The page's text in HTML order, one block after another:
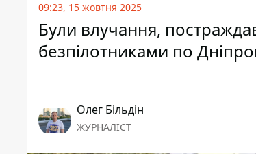
09:23, 15 жовтня 2025
Були влучання,
безпілотниками по
Олег Більдін
ЖУРНАЛІСТ